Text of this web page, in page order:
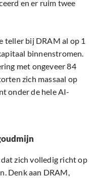
en er ruim twee
teller bij DRAM al op 1
binnenstromen.
met ongeveer 84
zich massaal op
onder de hele AI-
zich volledig richt op
Denk aan DRAM,